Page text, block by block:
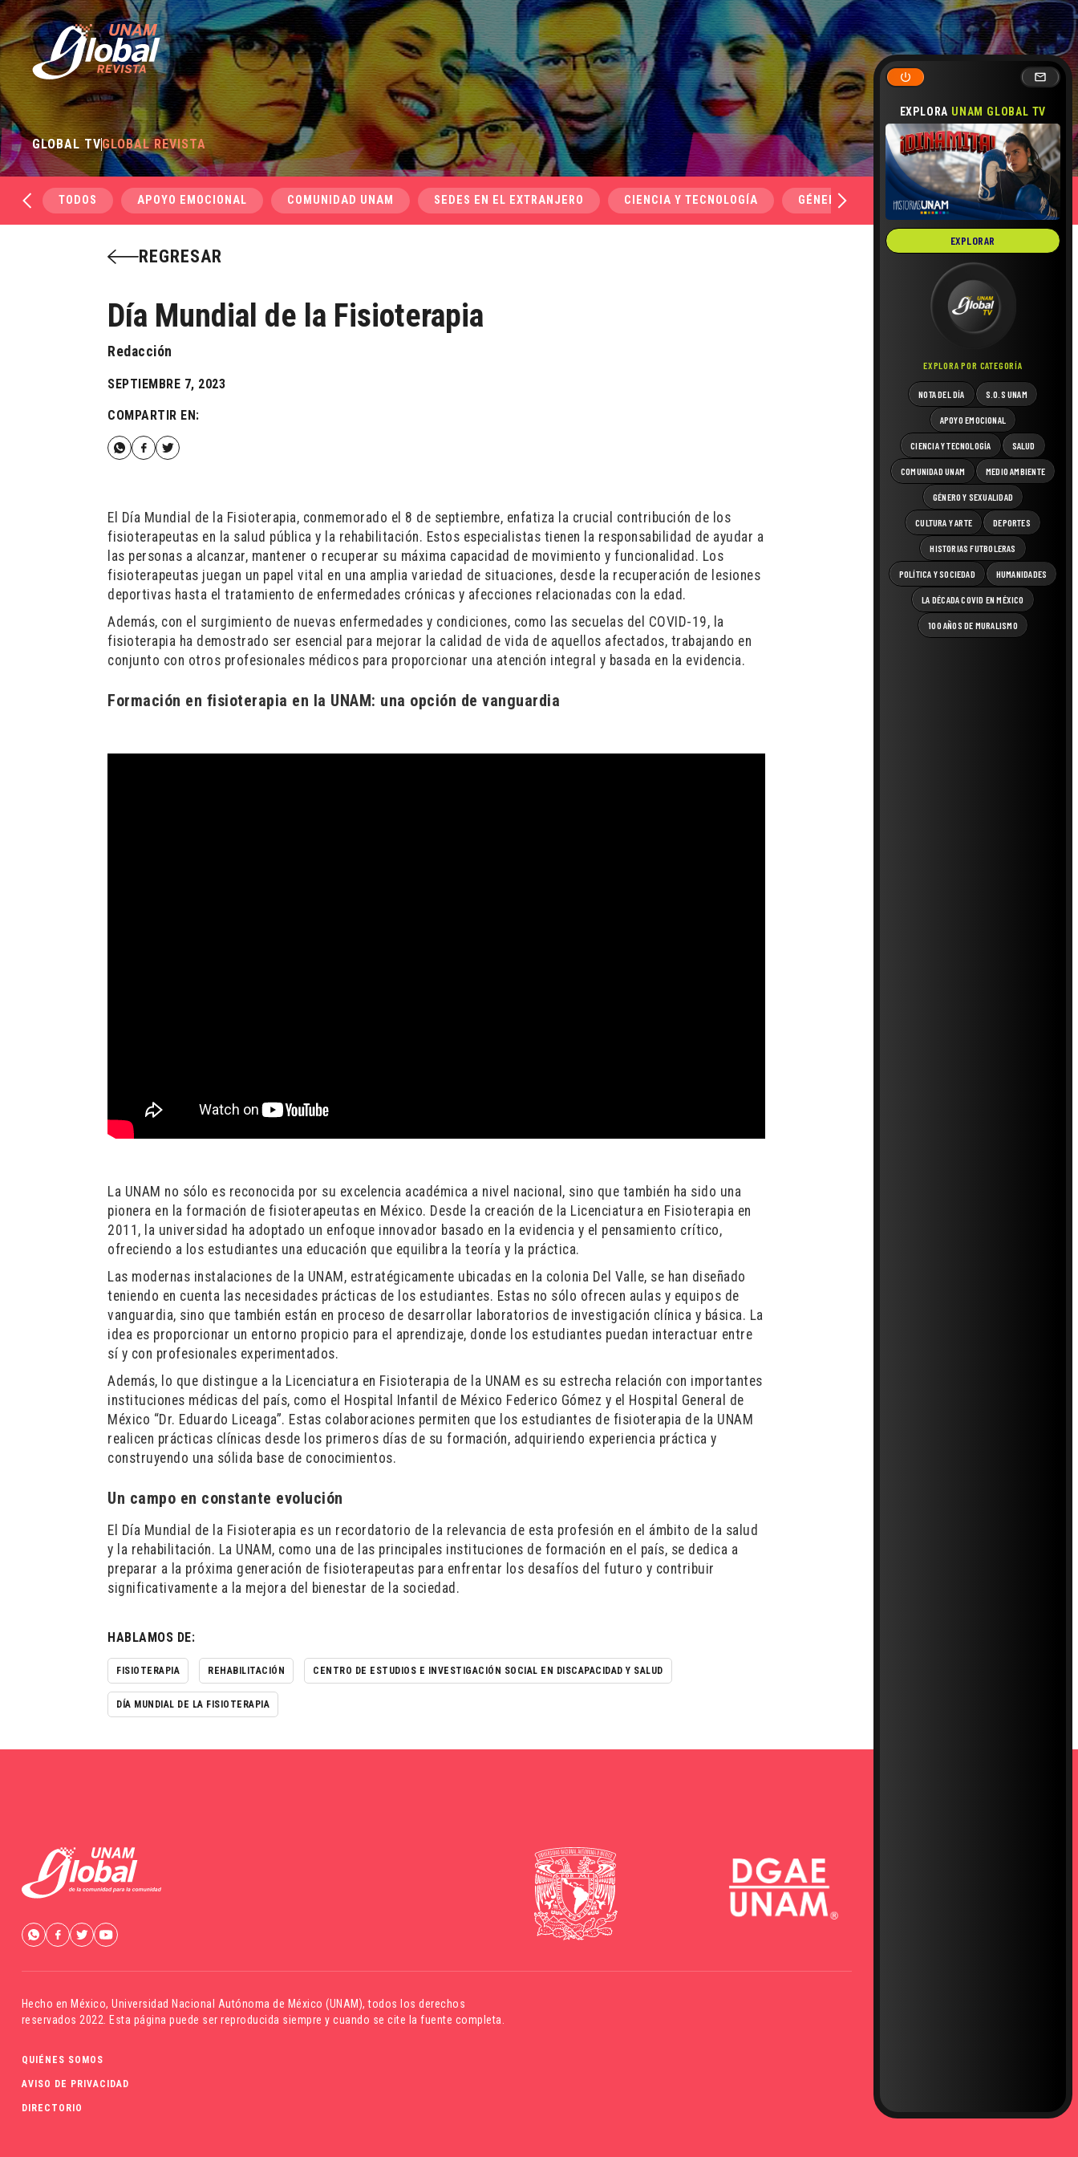
EXPLORA UNAM GLOBAL TV
EXPLORAR
EXPLORA POR CATEGORÍA
NOTA DEL DÍA S.O.S UNAM
APOYO EMOCIONAL
CIENCIA Y TECNOLOGÍA SALUD
COMUNIDAD UNAM MEDIO AMBIENTE
GÉNERO Y SEXUALIDAD
CULTURA Y ARTE DEPORTES
HISTORIAS FUTBOLERAS
POLÍTICA Y SOCIEDAD HUMANIDADES
LA DÉCADA COVID EN MÉXICO
100 AÑOS DE MURALISMO
GLOBAL TVGLOBAL REVISTA
TODOS APOYO EMOCIONAL COMUNIDAD UNAM SEDES EN EL EXTRANJERO CIENCIA Y TECNOLOGÍA GÉNERO Y SEXUALIDAD SALUD
REGRESAR
Día Mundial de la Fisioterapia
Redacción
SEPTIEMBRE 7, 2023
COMPARTIR EN:
El Día Mundial de la Fisioterapia, conmemorado el 8 de septiembre, enfatiza la crucial contribución de los
fisioterapeutas en la salud pública y la rehabilitación. Estos especialistas tienen la responsabilidad de ayudar a
las personas a alcanzar, mantener o recuperar su máxima capacidad de movimiento y funcionalidad. Los
fisioterapeutas juegan un papel vital en una amplia variedad de situaciones, desde la recuperación de lesiones
deportivas hasta el tratamiento de enfermedades crónicas y afecciones relacionadas con la edad.
Además, con el surgimiento de nuevas enfermedades y condiciones, como las secuelas del COVID-19, la
fisioterapia ha demostrado ser esencial para mejorar la calidad de vida de aquellos afectados, trabajando en
conjunto con otros profesionales médicos para proporcionar una atención integral y basada en la evidencia.
Formación en fisioterapia en la UNAM: una opción de vanguardia
La UNAM no sólo es reconocida por su excelencia académica a nivel nacional, sino que también ha sido una
pionera en la formación de fisioterapeutas en México. Desde la creación de la Licenciatura en Fisioterapia en
2011, la universidad ha adoptado un enfoque innovador basado en la evidencia y el pensamiento crítico,
ofreciendo a los estudiantes una educación que equilibra la teoría y la práctica.
Las modernas instalaciones de la UNAM, estratégicamente ubicadas en la colonia Del Valle, se han diseñado
teniendo en cuenta las necesidades prácticas de los estudiantes. Estas no sólo ofrecen aulas y equipos de
vanguardia, sino que también están en proceso de desarrollar laboratorios de investigación clínica y básica. La
idea es proporcionar un entorno propicio para el aprendizaje, donde los estudiantes puedan interactuar entre
sí y con profesionales experimentados.
Además, lo que distingue a la Licenciatura en Fisioterapia de la UNAM es su estrecha relación con importantes
instituciones médicas del país, como el Hospital Infantil de México Federico Gómez y el Hospital General de
México “Dr. Eduardo Liceaga”. Estas colaboraciones permiten que los estudiantes de fisioterapia de la UNAM
realicen prácticas clínicas desde los primeros días de su formación, adquiriendo experiencia práctica y
construyendo una sólida base de conocimientos.
Un campo en constante evolución
El Día Mundial de la Fisioterapia es un recordatorio de la relevancia de esta profesión en el ámbito de la salud
y la rehabilitación. La UNAM, como una de las principales instituciones de formación en el país, se dedica a
preparar a la próxima generación de fisioterapeutas para enfrentar los desafíos del futuro y contribuir
significativamente a la mejora del bienestar de la sociedad.
HABLAMOS DE:
FISIOTERAPIA REHABILITACIÓN CENTRO DE ESTUDIOS E INVESTIGACIÓN SOCIAL EN DISCAPACIDAD Y SALUD
DÍA MUNDIAL DE LA FISIOTERAPIA
Hecho en México,Universidad Nacional Autónoma de México (UNAM), todos los derechos
reservados 2022. Esta página puede ser reproducida siempre y cuando se cite la fuente completa.
QUIÉNES SOMOS
AVISO DE PRIVACIDAD
DIRECTORIO